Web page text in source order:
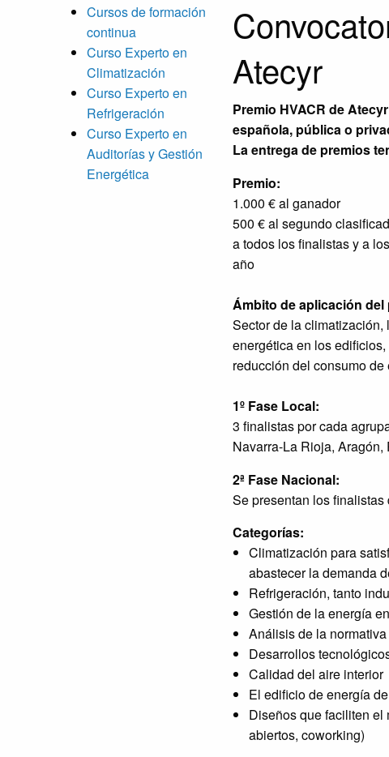
Cursos de formación
continua
Curso Experto en
Climatización
Curso Experto en
Refrigeración
Curso Experto en
Auditorías y Gestión
Energética
Atecyr
Premio HVACR de
española, pública o
La entrega de premios
Premio:
1.000 € al ganador
500 € al segundo
a todos los finalistas y a
año
Ámbito de aplicación del
Sector de la
energética en los
reducción del consumo
1º Fase Local:
3 finalistas por cada
Navarra-La Rioja,
2ª Fase Nacional:
Se presentan los
Categorías:
Climatización para
abastecer la demanda
Refrigeración, tanto
Gestión de la energía
Análisis de la
Desarrollos
Calidad del aire interior
El edificio de energía
Diseños que faciliten
abiertos, coworking)